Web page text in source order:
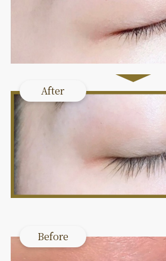
After
Before